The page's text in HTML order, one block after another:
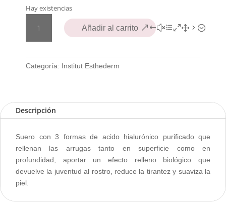
Hay existencias
ESTHEDERM
HYALURONIC
30
Añadir al carrito
Categoría: Institut Esthederm
Descripción
Suero con 3 formas de acido hialurónico purificado que
rellenan las arrugas tanto en superficie como en
profundidad, aportar un efecto relleno biológico que
devuelve la juventud al rostro, reduce la tirantez y suaviza la
piel.